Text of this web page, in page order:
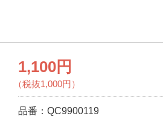
1,100円
（税抜1,000円）
品番： QC9900119